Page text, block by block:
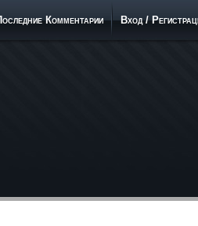
Комментарии Вход /